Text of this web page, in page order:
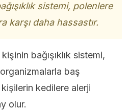
sistemi, polenlere
karşı daha hassastır.
bağışıklık sistemi,
baş
kedilere alerji
olur.